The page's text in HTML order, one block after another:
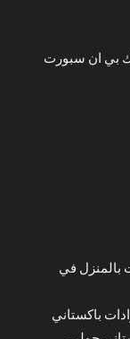
بي ان سبورت
بالمنزل في